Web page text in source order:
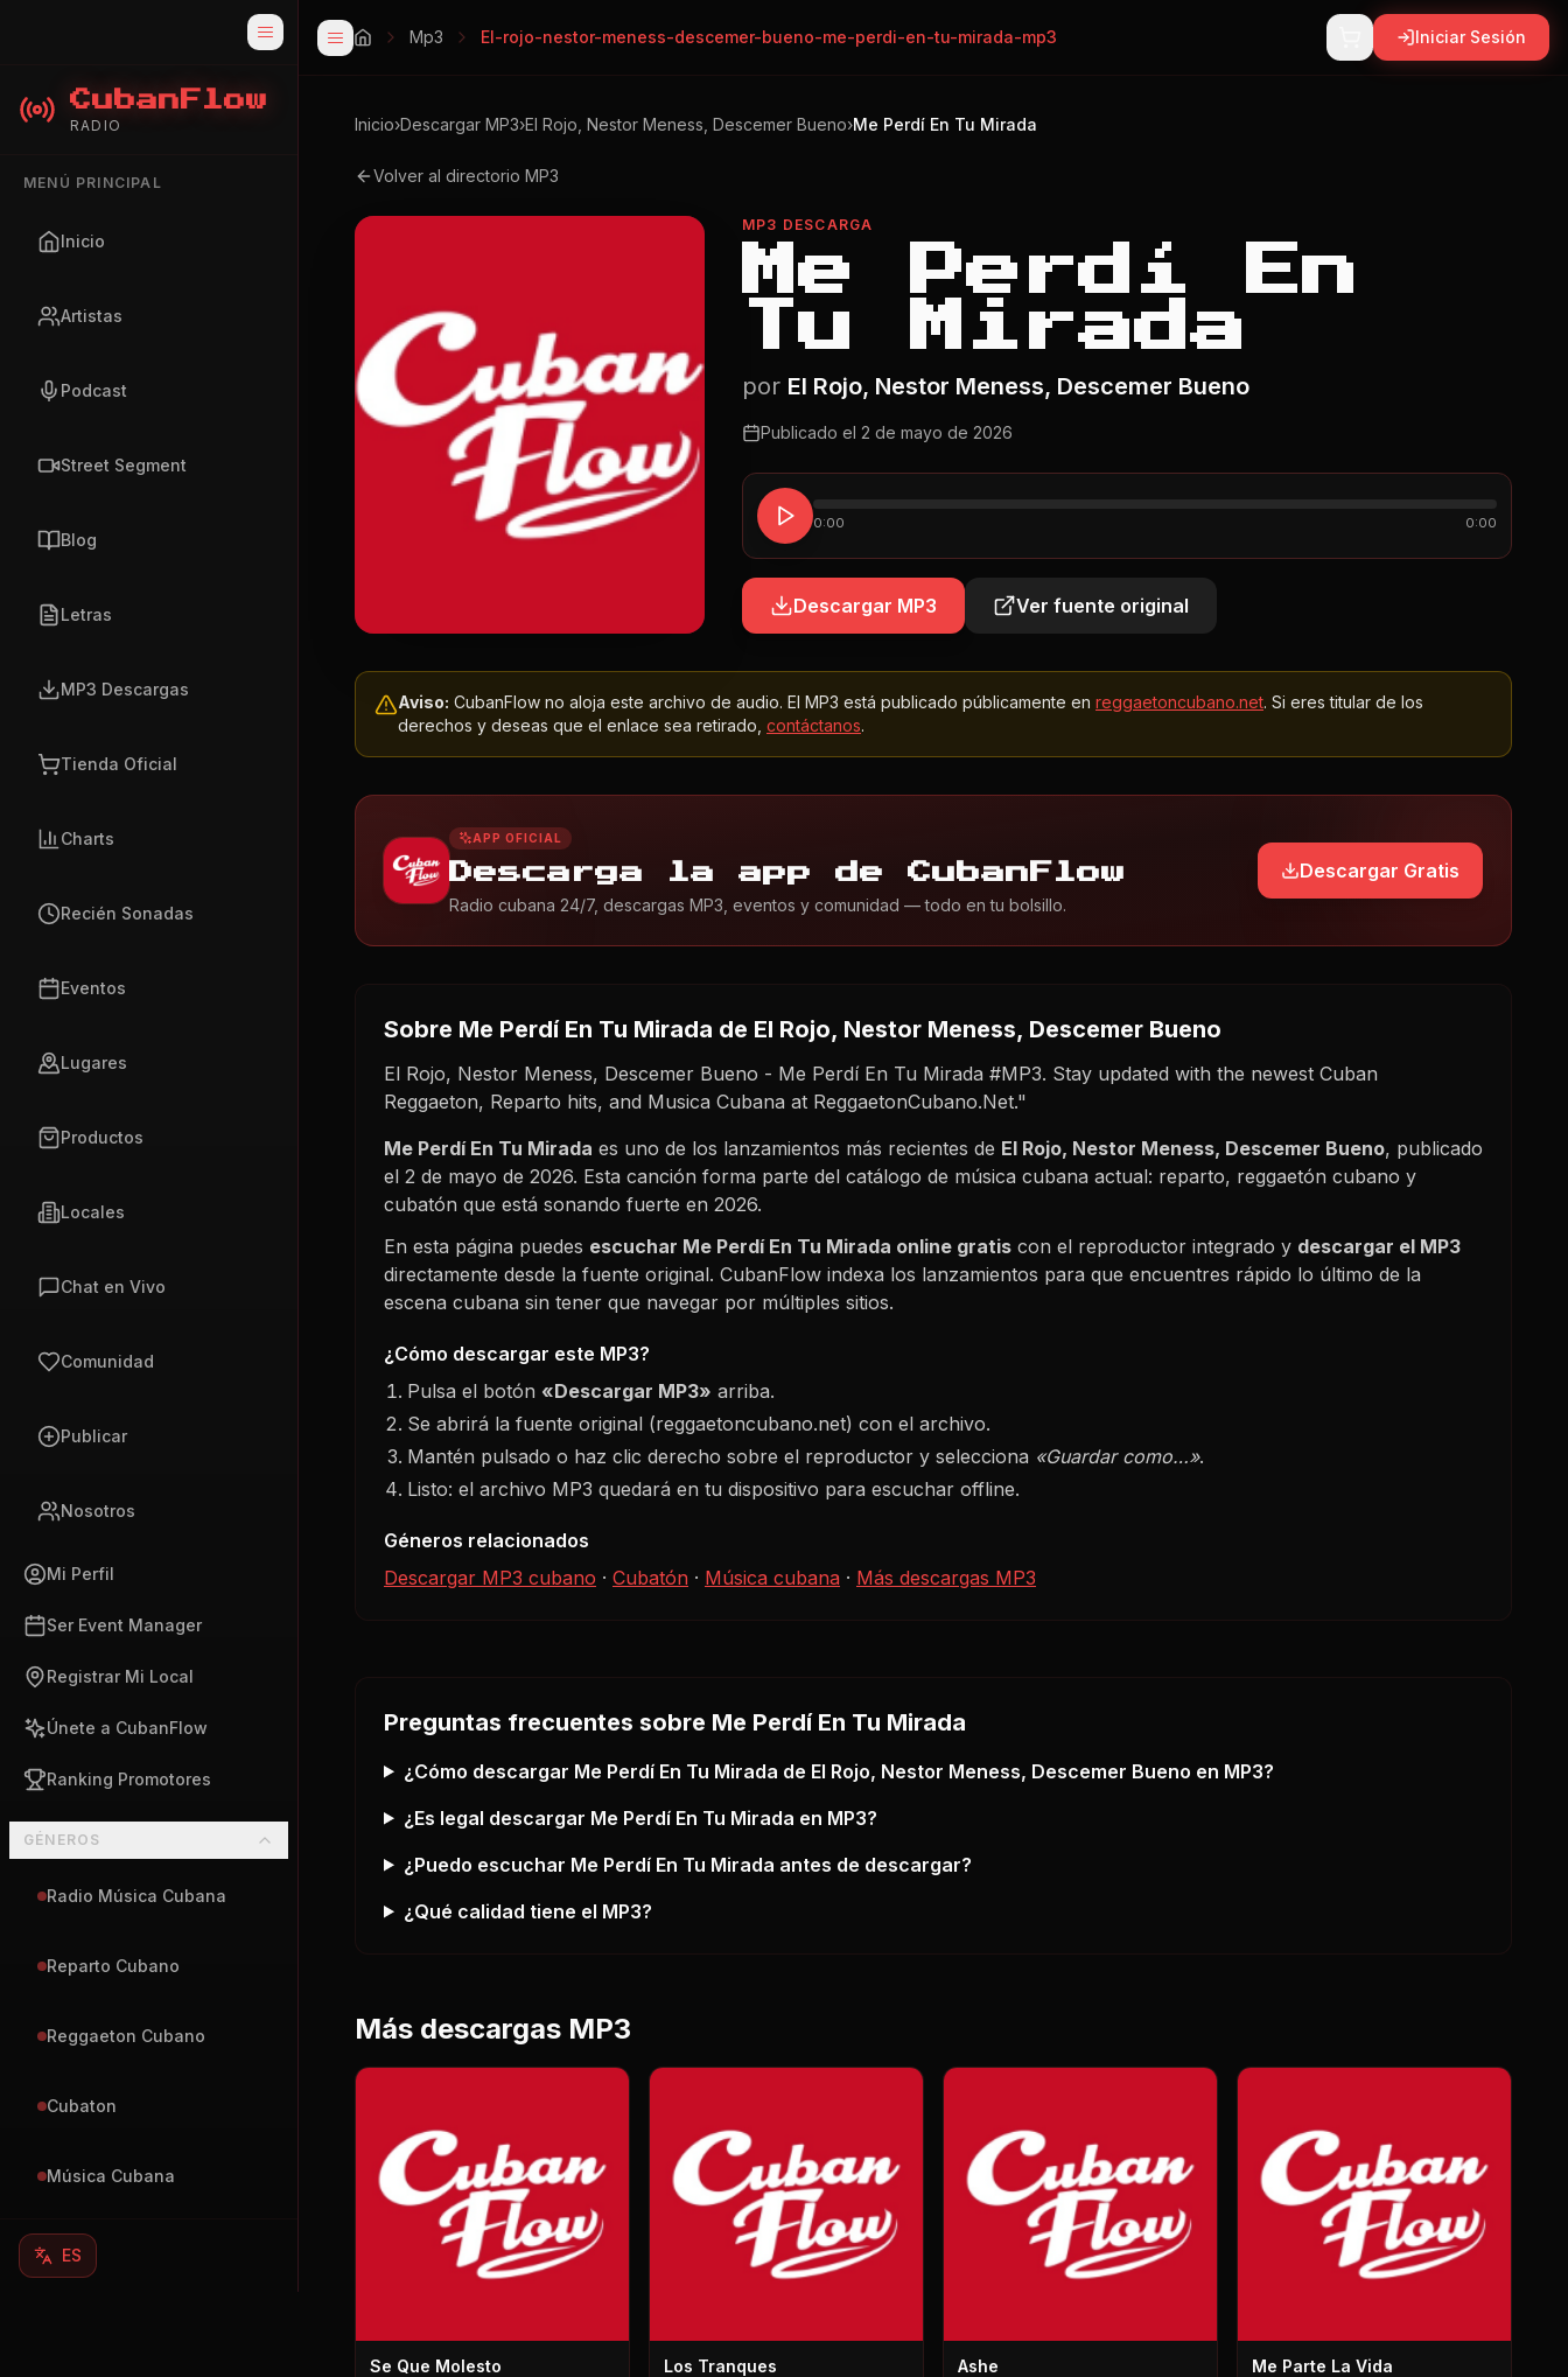
CubanFlow
RADIO
MENÚ PRINCIPAL
Inicio
Artistas
Podcast
Street Segment
Blog
Letras
MP3 Descargas
Tienda Oficial
Charts
Recién Sonadas
Eventos
Lugares
Productos
Locales
Chat en Vivo
Comunidad
Publicar
Nosotros
Mi Perfil
Ser Event Manager
Registrar Mi Local
Únete a CubanFlow
Ranking Promotores
GÉNEROS
Radio Música Cubana
Reparto Cubano
Reggaeton Cubano
Cubaton
Música Cubana
ES
Mp3 El-rojo-nestor-meness-descemer-bueno-me-perdi-en-tu-mirada-mp3 Iniciar Sesión
Inicio›Descargar MP3›El Rojo, Nestor Meness, Descemer Bueno›Me Perdí En Tu Mirada
Volver al directorio MP3
MP3 DESCARGA
Me Perdí En
Tu Mirada
por El Rojo, Nestor Meness, Descemer Bueno
Publicado el 2 de mayo de 2026
0:00 0:00
Descargar MP3 Ver fuente original
Aviso: CubanFlow no aloja este archivo de audio. El MP3 está publicado públicamente en reggaetoncubano.net. Si eres titular de los
derechos y deseas que el enlace sea retirado, contáctanos.
APP OFICIAL
Descarga la app de CubanFlow
Radio cubana 24/7, descargas MP3, eventos y comunidad — todo en tu bolsillo.
Descargar Gratis
Sobre Me Perdí En Tu Mirada de El Rojo, Nestor Meness, Descemer Bueno
El Rojo, Nestor Meness, Descemer Bueno - Me Perdí En Tu Mirada #MP3. Stay updated with the newest Cuban
Reggaeton, Reparto hits, and Musica Cubana at ReggaetonCubano.Net."
Me Perdí En Tu Mirada es uno de los lanzamientos más recientes de El Rojo, Nestor Meness, Descemer Bueno, publicado
el 2 de mayo de 2026. Esta canción forma parte del catálogo de música cubana actual: reparto, reggaetón cubano y
cubatón que está sonando fuerte en 2026.
En esta página puedes escuchar Me Perdí En Tu Mirada online gratis con el reproductor integrado y descargar el MP3
directamente desde la fuente original. CubanFlow indexa los lanzamientos para que encuentres rápido lo último de la
escena cubana sin tener que navegar por múltiples sitios.
¿Cómo descargar este MP3?
Pulsa el botón «Descargar MP3» arriba.
Se abrirá la fuente original (reggaetoncubano.net) con el archivo.
Mantén pulsado o haz clic derecho sobre el reproductor y selecciona «Guardar como…».
Listo: el archivo MP3 quedará en tu dispositivo para escuchar offline.
Géneros relacionados
Descargar MP3 cubano · Cubatón · Música cubana · Más descargas MP3
Preguntas frecuentes sobre Me Perdí En Tu Mirada
¿Cómo descargar Me Perdí En Tu Mirada de El Rojo, Nestor Meness, Descemer Bueno en MP3?
¿Es legal descargar Me Perdí En Tu Mirada en MP3?
¿Puedo escuchar Me Perdí En Tu Mirada antes de descargar?
¿Qué calidad tiene el MP3?
Más descargas MP3
Se Que Molesto Los Tranques Ashe Me Parte La Vida